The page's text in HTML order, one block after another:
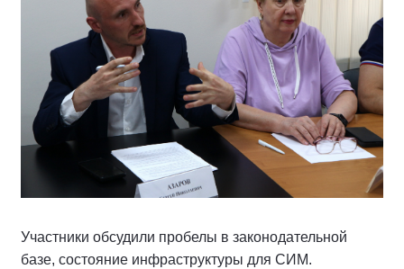
Участники обсудили пробелы в законодательной
базе, состояние инфраструктуры для СИМ.